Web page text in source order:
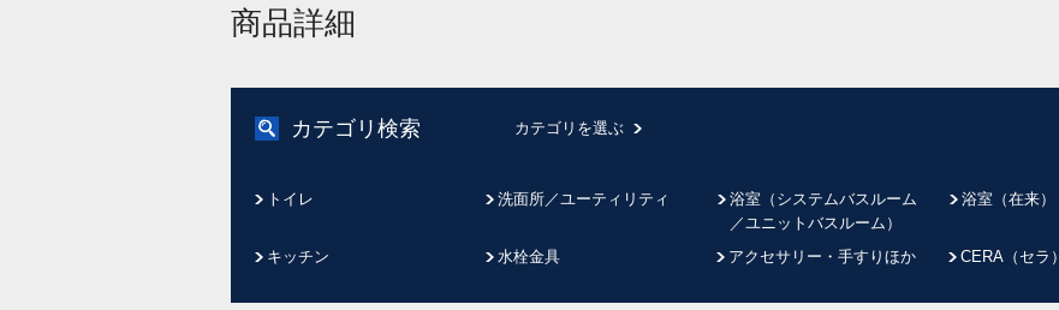
商品詳細
カテゴリ検索 カテゴリを選ぶ
トイレ 洗面所／ユーティリティ
浴室（システムバスルーム
／ユニットバスルーム）
浴室（在来）
キッチン 水栓金具 アクセサリー・手すりほか CERA（セラ）